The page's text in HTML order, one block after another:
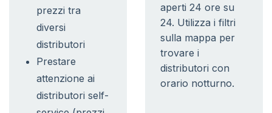
prezzi tra
diversi
distributori
Prestare
attenzione ai
distributori self-
aperti 24 ore su
24. Utilizza i filtri
sulla mappa per
trovare i
distributori con
orario notturno.